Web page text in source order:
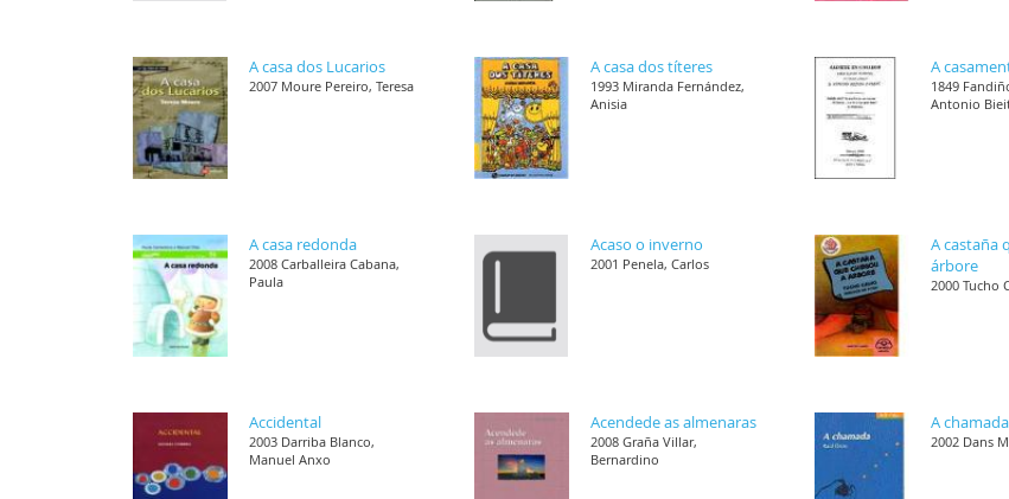
A casa dos Lucarios
2007 Moure Pereiro, Teresa
A casa dos títeres
1993 Miranda Fernández,
Anisia
A
1849
Antonio
A casa redonda
2008 Carballeira Cabana,
Paula
Acaso o inverno
2001 Penela, Carlos
A castaña
árbore
2000 Tucho
Accidental
2003 Darriba Blanco,
Manuel Anxo
Acendede as almenaras
2008 Graña Villar,
Bernardino
A chamada
2002 Dans